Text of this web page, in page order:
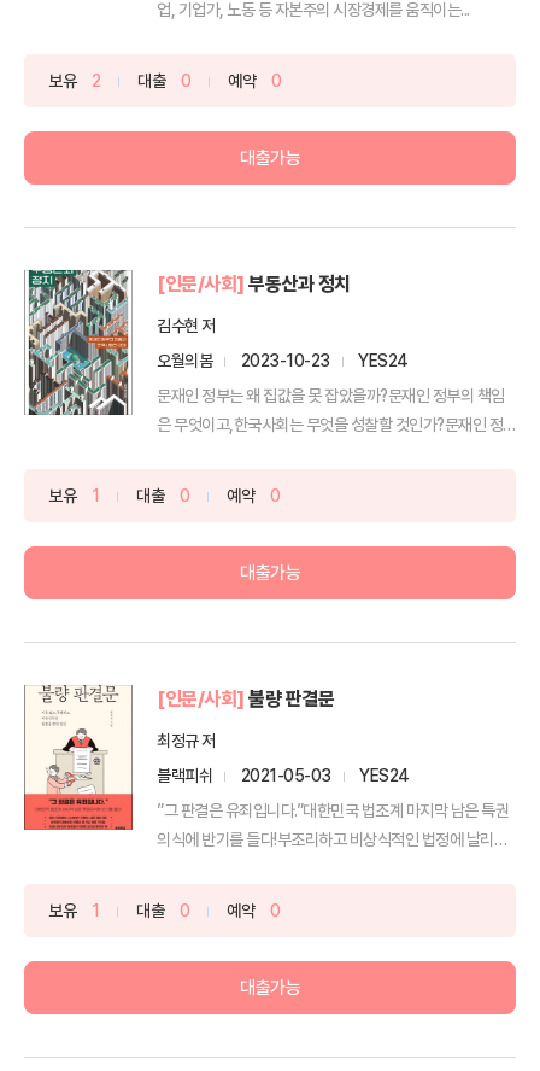
업, 기업가, 노동 등 자본주의 시장경제를 움직이는...
보유 2 대출 0 예약 0
대출가능
[인문/사회] 부동산과 정치
김수현 저
오월의봄
2023-10-23
YES24
문재인 정부는 왜 집값을 못 잡았을까?문재인 정부의 책임
은 무엇이고,한국사회는 무엇을 성찰할 것인가?문재인 정
보유 1 대출 0 예약 0
대출가능
[인문/사회] 불량 판결문
최정규 저
블랙피쉬
2021-05-03
YES24
”그 판결은 유죄입니다.”대한민국 법조계 마지막 남은 특권
의식에 반기를 들다!부조리하고 비상식적인 법정에 날리는
보유 1 대출 0 예약 0
대출가능